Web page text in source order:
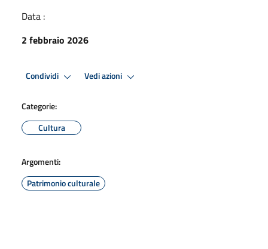
Data :
2 febbraio 2026
Condividi Vedi azioni
Categorie:
Cultura
Argomenti:
Patrimonio culturale